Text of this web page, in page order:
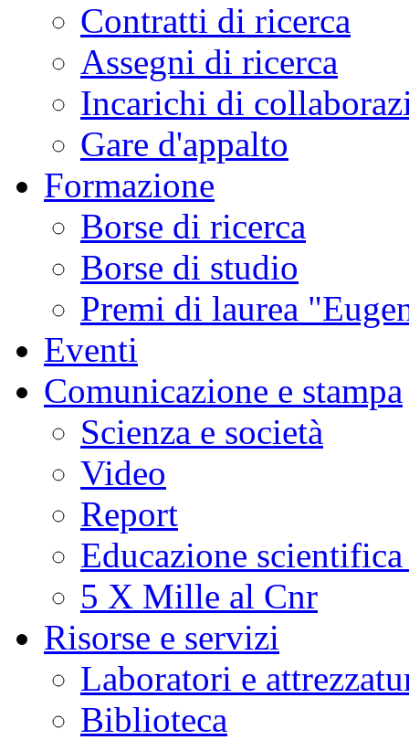
Contratti di ricerca
Assegni di ricerca
Incarichi di
Gare d'appalto
Formazione
Borse di ricerca
Borse di studio
Premi di laurea
Eventi
Comunicazione e stampa
Scienza e società
Video
Report
Educazione
5 X Mille al Cnr
Risorse e servizi
Laboratori e
Biblioteca